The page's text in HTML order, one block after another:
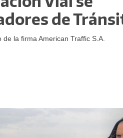
de
la firma American Traffic S.A.